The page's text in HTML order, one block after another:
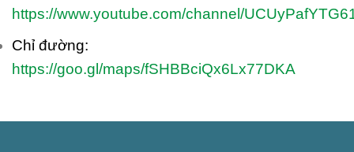
https://www.youtube.com/channel/
Chỉ đường:
https://goo.gl/maps/fSHBBciQx6Lx77DKA